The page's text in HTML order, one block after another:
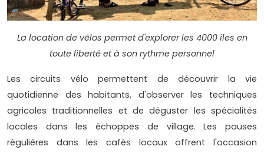
La location de vélos permet d'explorer les 4000 îles en
toute liberté et à son rythme personnel
Les circuits vélo permettent de découvrir la vie
quotidienne des habitants, d'observer les techniques
agricoles traditionnelles et de déguster les spécialités
locales dans les échoppes de village. Les pauses
régulières dans les cafés locaux offrent l'occasion